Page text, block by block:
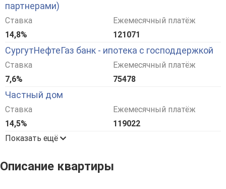
партнерами)
Ставка
14,8%
Ежемесячный платёж
121071
СургутНефтеГаз банк - ипотека с господдержкой
Ставка
7,6%
Ежемесячный платёж
75478
Частный дом
Ставка
14,5%
Ежемесячный платёж
119022
Показать ещё
Описание квартиры